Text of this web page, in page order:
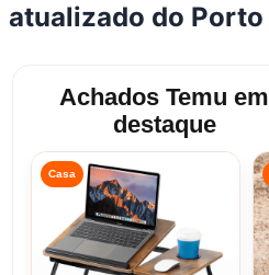
atualizado do Porto
Achados Temu em
destaque
Casa